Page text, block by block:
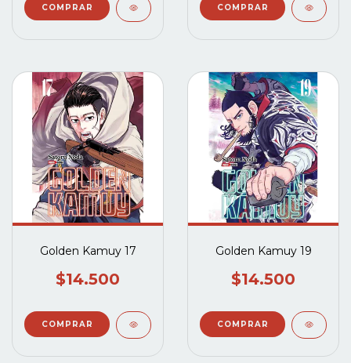
Golden Kamuy 17
$14.500
Golden Kamuy 19
$14.500